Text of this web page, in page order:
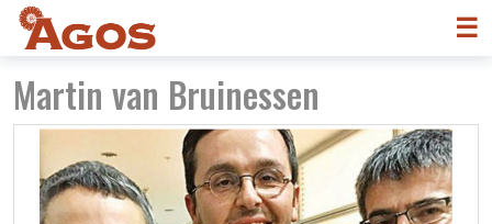
☰
Martin van Bruinessen